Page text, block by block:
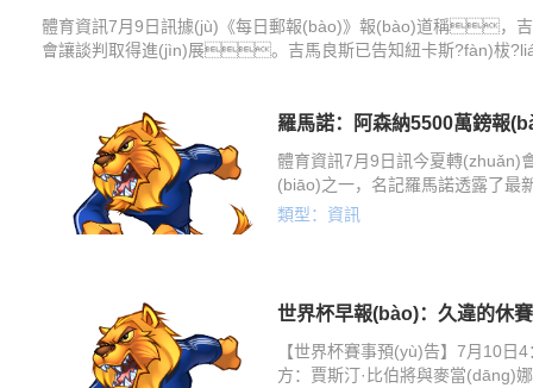
體育資訊7月9日訊據(jù)《每日郵報(bào)》報(bào)道稱，
會讓談判取得進(jìn)展。吉馬良斯已告知紐卡斯?fàn)柭
體育資訊7月9日訊今夏轉
(biāo)之一，名記羅馬諾透露了最
森納向紐卡開出了一份5500萬
類型：資訊
【世界杯賽事預(yù)告】7月10日
方：賈斯汀·比伯將與麥當(dāng)